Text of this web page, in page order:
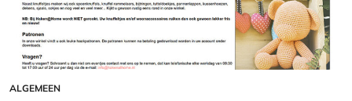
GEPLAATST
ALGEMEEN